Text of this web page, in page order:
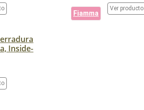
Fiamma
Ver producto
Inside-